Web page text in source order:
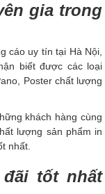
gia trong
cáo uy tín tại Hà Nội,
biết được các loại
Poster chất lượng
khách hàng cùng
lượng sản phẩm in
nhất.
tốt nhất